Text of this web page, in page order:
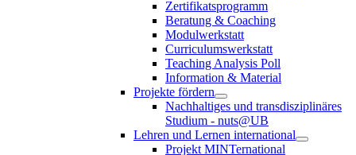
Zertifikatsprogramm
Beratung & Coaching
Modulwerkstatt
Curriculumswerkstatt
Teaching Analysis Poll
Information & Material
Projekte fördern
Nachhaltiges und transdisziplinäres
Studium - nuts@UB
Lehren und Lernen international
Projekt MINTernational